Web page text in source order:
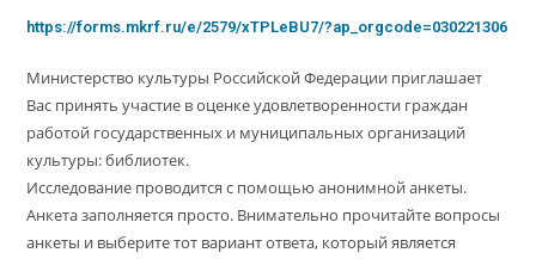
https://forms.mkrf.ru/e/2579/xTPLeBU7/?ap_orgcode=030221306
Министерство культуры Российской Федерации приглашает
Вас принять участие в оценке удовлетворенности граждан
работой государственных и муниципальных организаций
культуры: библиотек.
Исследование проводится с помощью анонимной анкеты.
Анкета заполняется просто. Внимательно прочитайте вопросы
анкеты и выберите тот вариант ответа, который является